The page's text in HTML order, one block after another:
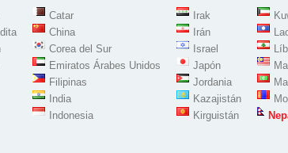
Catar
China
Corea del Sur
Emiratos Árabes Unidos
Filipinas
India
Indonesia
Irak
Irán
Israel
Japón
Jordania
Kazajistán
Kirguistán